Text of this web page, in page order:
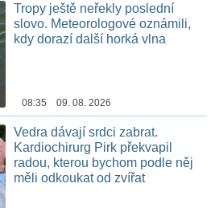
Tropy ještě neřekly poslední
slovo. Meteorologové oznámili,
kdy dorazí další horká vlna
08:35 09. 08. 2026
Vedra dávají srdci zabrat.
Kardiochirurg Pirk překvapil
radou, kterou bychom podle něj
měli odkoukat od zvířat